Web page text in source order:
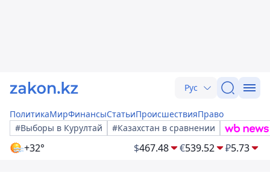
Рус
ПолитикаМирФинансыСтатьиПроисшествияПраво
#Выборы в Курултай
#Казахстан в сравнении
+32° $467.48 €539.52 ₽5.73